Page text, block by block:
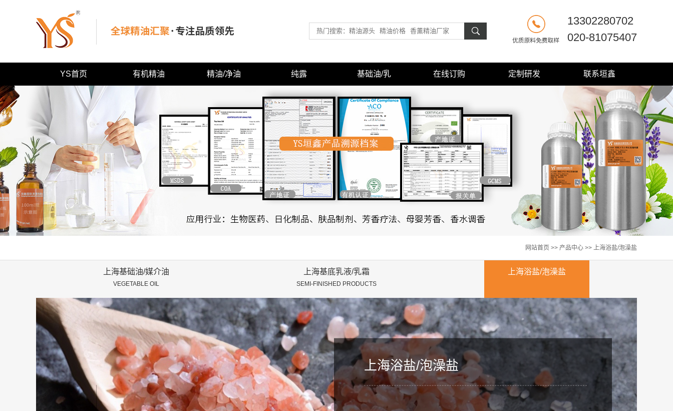
13302280702
020-81075407
YS首页 有机精油
上海有机纯精油
上海有机产品
上海特色纯精油
精油/净油
上海花香型精油
上海草叶香型精油
上海木质香型精油
上海树脂香型精油
上海药草香型精油
纯露
上海有机纯露
上海常用纯露
基础油/乳
上海基础油/媒介油
上海基底乳液/乳霜
上海浴盐/泡澡盐
在线订购 定制研发
订购须知
分装指引
联系垣鑫
联系方式
公司概况
网站首页 >> 产品中心 >> 上海浴盐/泡澡盐
上海基础油/媒介油
VEGETABLE OIL
上海基底乳液/乳霜
SEMI-FINISHED PRODUCTS
上海浴盐/泡澡盐
上海浴盐/泡澡盐